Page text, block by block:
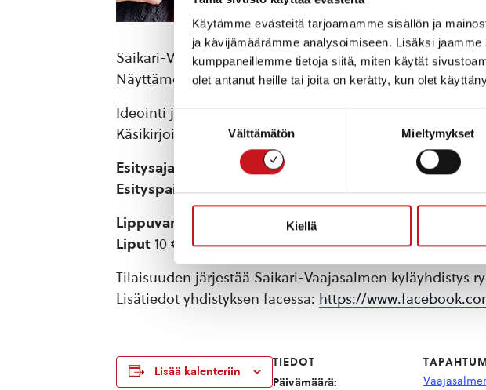
Käytämme evästeitä tarjoamamme sisällön ja
ja kävijämäärämme analysoimiseen. Lisäksi
kumppaneillemme tietoja siitä, miten käytät
olet antanut heille tai joita on kerätty, kun olet
valinta
Välttämätön Mieltymykset
Kiellä
Saikari-Vaajasalmen kyläyhdistyksen ja Sisä-Savon
Näyttämöiloittelua, huussimonologeja ja tee-se-itse-
Ideointi ja instrumentit: Kyläteatterilaiset
Käsikirjoitus ja ohjaus: Jukka Virtala
Esitysajat:
pe 8.7.2022 klo 18 (ensi-ilta), su 10.7. klo 15, ma
Esityspaikka: Vaajasalmen vanha koulu, Nujulantie 31,
Lippuvaraukset
puh. 040 411 6077, ennakkovarausta
Liput 10 €, sis. kahvit ennen esitystä. Kesto n. 1 t 15 min
Tilaisuuden järjestää Saikari-Vaajasalmen kyläyhdistys
Lisätiedot yhdistyksen facessa: https://
Lisää kalenteriin
TIEDOT
Päivämäärä: